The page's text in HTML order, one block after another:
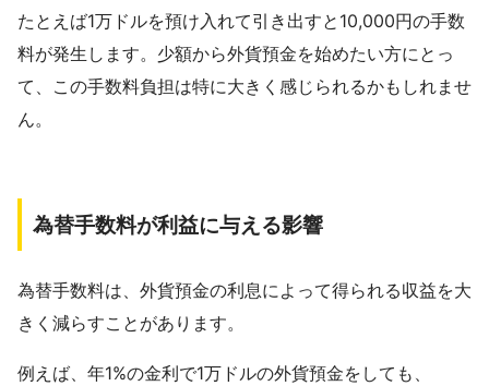
たとえば1万ドルを預け入れて引き出すと10,000円の手数
料が発生します。少額から外貨預金を始めたい方にとっ
て、この手数料負担は特に大きく感じられるかもしれませ
ん。
為替手数料が利益に与える影響
為替手数料は、外貨預金の利息によって得られる収益を大
きく減らすことがあります。
例えば、年1%の金利で1万ドルの外貨預金をしても、